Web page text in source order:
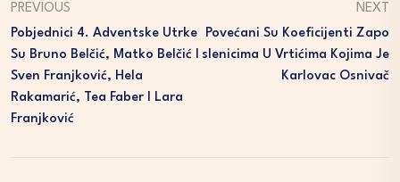
PREVIOUS
Pobjednici 4. Adventske Utrke
Su Bruno Belčić, Matko Belčić I
Sven Franjković, Hela
Rakamarić, Tea Faber I Lara
Franjković
NEXT
Povećani Su Koeficijenti Zapo
Slenicima U Vrtićima Kojima Je
Karlovac Osnivač